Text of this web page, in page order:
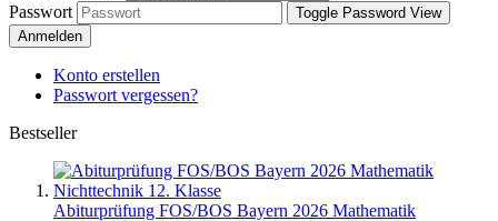
Passwort
Toggle Password View
Anmelden
Konto erstellen
Passwort vergessen?
Bestseller
Abiturprüfung FOS/BOS Bayern 2026 Mathematik